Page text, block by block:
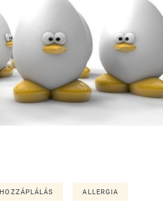
HOZZÁPLÁLÁS ALLERGIA